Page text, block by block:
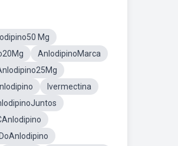
Mg
AnlodipinoMarca
Ivermectina